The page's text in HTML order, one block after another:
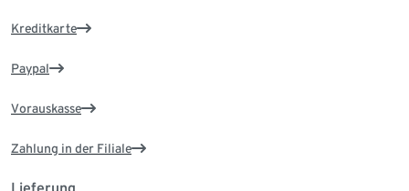
Kreditkarte
Paypal
Vorauskasse
Zahlung in der Filiale